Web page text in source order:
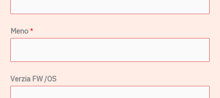
Meno*
F
W
Verzia FW /OS